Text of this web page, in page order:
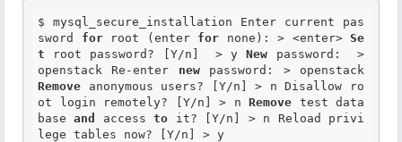
$ mysql_secure_installation Enter current pas
sword for root (enter for none): > <enter> Se
t root password? [Y/n]  > y New password:  >
openstack Re-enter new
Remove anonymous users? [Y/n] > n Disallow ro
ot login remotely? [Y/n] > n Remove test data
base and access to it? [Y/n] > n Reload privi
lege tables now? [Y/n] > y